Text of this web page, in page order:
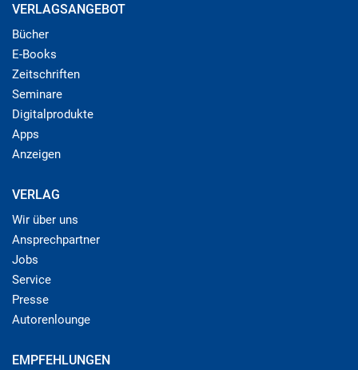
VERLAGSANGEBOT
Bücher
E-Books
Zeitschriften
Seminare
Digitalprodukte
Apps
Anzeigen
VERLAG
Wir über uns
Ansprechpartner
Jobs
Service
Presse
Autorenlounge
EMPFEHLUNGEN